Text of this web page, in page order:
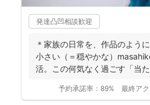
発達凸凹相談歓迎
＊家族の日常を、作品のよう
小さい（＝穏やかな）
活。この何気なく過ごす「当
予約承諾率： 89% 最終アク